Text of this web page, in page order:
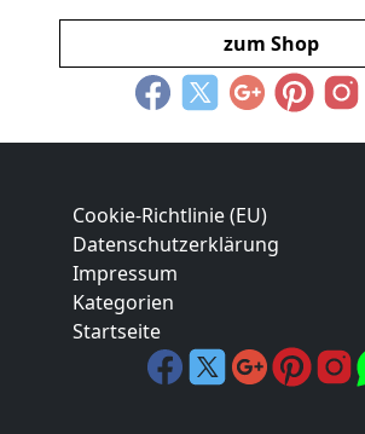
zum Shop
Cookie-Richtlinie (EU)
Datenschutzerklärung
Impressum
Kategorien
Startseite